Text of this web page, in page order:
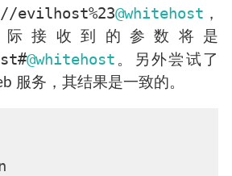
evilhost%23@whitehost ，
接收到的参数将是
@whitehost 。另外尝试了
服务，其结果是一致的。